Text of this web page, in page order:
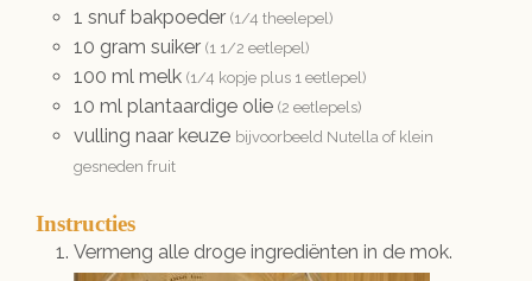
1 snuf bakpoeder (1/4 theelepel)
10 gram suiker (1 1/2 eetlepel)
100 ml melk (1/4 kopje plus 1 eetlepel)
10 ml plantaardige olie (2 eetlepels)
vulling naar keuze bijvoorbeeld Nutella of klein
gesneden fruit
Instructies
Vermeng alle droge ingrediënten in de mok.